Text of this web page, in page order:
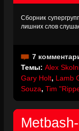
Сборник
лишних слов
7
Темы: Alex
Gary Holt, Lamb
Souza, Tim